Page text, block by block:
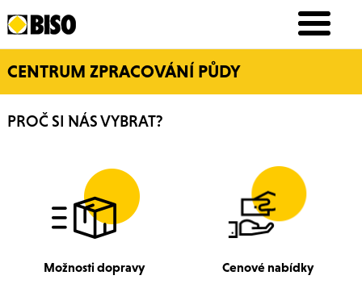
CENTRUM ZPRACOVÁNÍ PŮDY
PROČ SI NÁS VYBRAT?
Možnosti dopravy Cenové nabídky